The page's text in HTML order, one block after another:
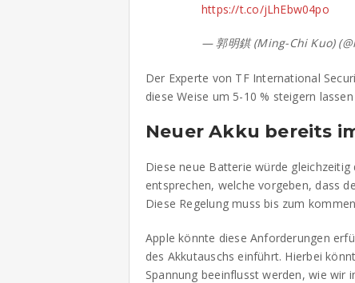
https://t.co/jLhEbw04po
— 郭明錤 (Ming-Chi Kuo)
Der Experte von TF International
diese Weise um 5-10 % steigern
Neuer Akku bereits
Diese neue Batterie würde
entsprechen, welche vorgeben, dass
Diese Regelung muss bis zum
Apple könnte diese Anforderungen
des Akkutauschs einführt. Hierbei
Spannung beeinflusst werden, wie wir